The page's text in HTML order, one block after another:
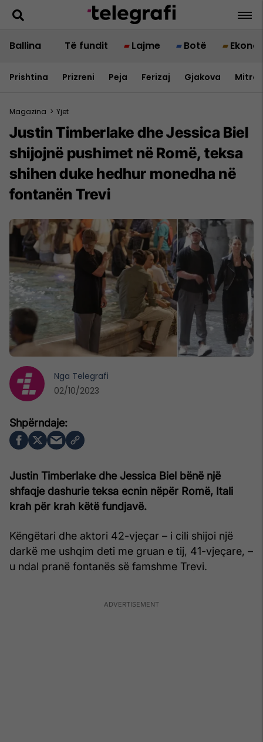
Ballina Të fundit Lajme Botë
Prishtina Prizreni Peja Ferizaj Gjakova
Magazina > Yjet
Justin Timberlake dhe Jessica Biel
shijojnë pushimet në Romë, teksa
shihen duke hedhur monedha në
fontanën Trevi
Justin Timberlake dhe Jessica Biel bënë një
shfaqje dashurie teksa ecnin nëpër Romë, Itali
krah për krah këtë fundjavë.
Këngëtari dhe aktori 42-vjeçar – i cili shijoi një
darkë me ushqim deti me gruan e tij, 41-vjeçare, –
u ndal pranë fontanës së famshme Trevi.
Nga Telegrafi
02/10/2023